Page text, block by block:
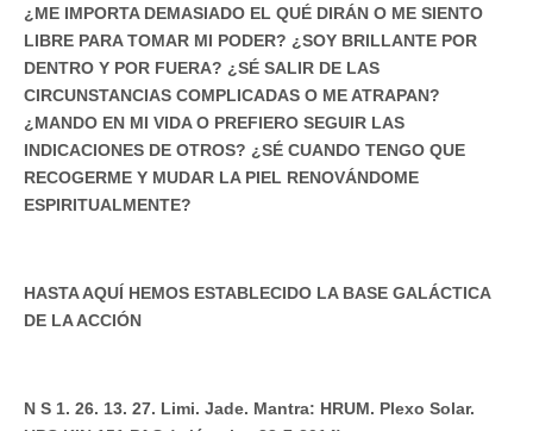
¿ME IMPORTA DEMASIADO EL QUÉ DIRÁN O ME SIENTO
LIBRE PARA TOMAR MI PODER? ¿SOY BRILLANTE POR
DENTRO Y POR FUERA? ¿SÉ SALIR DE LAS
CIRCUNSTANCIAS COMPLICADAS O ME ATRAPAN?
¿MANDO EN MI VIDA O PREFIERO SEGUIR LAS
INDICACIONES DE OTROS? ¿SÉ CUANDO TENGO QUE
RECOGERME Y MUDAR LA PIEL RENOVÁNDOME
ESPIRITUALMENTE?
HASTA AQUÍ HEMOS ESTABLECIDO LA BASE GALÁCTICA
DE LA ACCIÓN
N S 1. 26. 13. 27. Limi. Jade. Mantra: HRUM. Plexo Solar.